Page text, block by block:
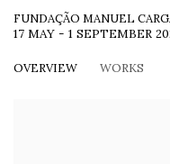
FUNDAÇÃO MANUEL
17 MAY - 1 SEPTEMBER
OVERVIEW WORKS